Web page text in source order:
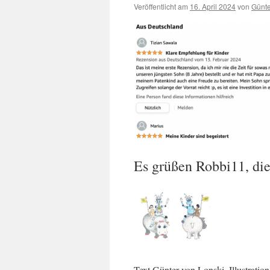
Veröffentlicht am 16. April 2024von
Es grüßen Robbi11,